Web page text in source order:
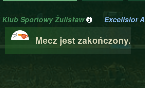
Klub Sportowy Żulisław Excellsior
Mecz jest zakończony.